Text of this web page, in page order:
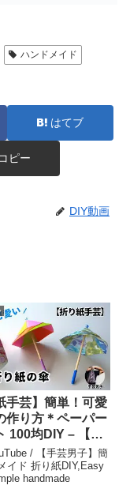
ハンドメイド
はてブ
コピー
DIY動画
手芸】簡単！可愛
作り方＊ペーパー
100均DIY – 【手
簡単ハンドメイド
crafts,
/ 【手芸男子】簡
イド 折り紙DIY,Easy
handmade